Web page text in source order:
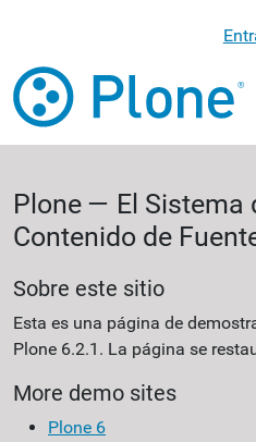
Plone — El Sistema
Contenido de
Sobre este sitio
Esta es una página de
Plone 6.2.1. La página se
More demo sites
Plone 6